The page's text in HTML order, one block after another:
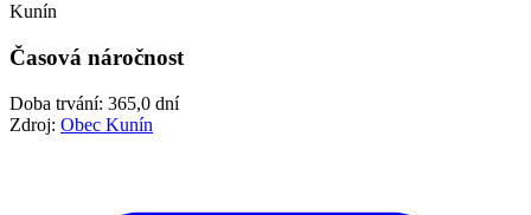
Kunín
Časová náročnost
Doba trvání: 365,0 dní
Zdroj: Obec Kunín